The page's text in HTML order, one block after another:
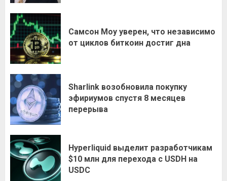
Самсон Моу уверен, что независимо
от циклов биткоин достиг дна
Sharlink возобновила покупку
эфириумов спустя 8 месяцев
перерыва
Hyperliquid выделит разработчикам
$10 млн для перехода с USDH на
USDC